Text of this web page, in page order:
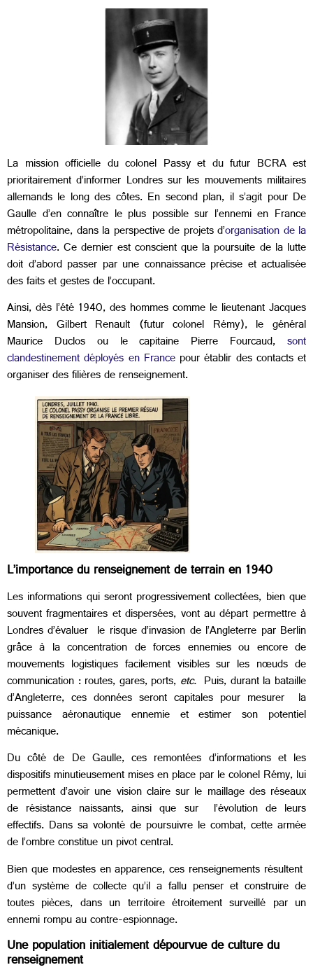
La mission officielle du colonel Passy et du futur BCRA est
prioritairement d’informer Londres sur les mouvements militaires
allemands le long des côtes. En second plan, il s’agit pour De
Gaulle d’en connaître le plus possible sur l’ennemi en France
métropolitaine, dans la perspective de projets d’organisation de la
Résistance. Ce dernier est conscient que la poursuite de la lutte
doit d’abord passer par une connaissance précise et actualisée
des faits et gestes de l’occupant.
Ainsi, dès l’été 1940, des hommes comme le lieutenant Jacques
Mansion, Gilbert Renault (futur colonel Rémy), le général
Maurice Duclos ou le capitaine Pierre Fourcaud, sont
clandestinement déployés en Francepour établir des contacts et
organiser des filières de renseignement.
L’importance du renseignement de terrain en 1940
Les informations qui seront progressivement collectées, bien que
souvent fragmentaires et dispersées, vont au départ permettre à
Londres d’évaluer le risque d’invasion de l’Angleterre par Berlin
grâce à la concentration de forces ennemies ou encore de
mouvements logistiques facilement visibles sur les nœuds de
communication : routes, gares, ports, etc. Puis, durant la bataille
d’Angleterre, ces données seront capitales pour mesurer la
puissance aéronautique ennemie et estimer son potentiel
mécanique.
Du côté de De Gaulle, ces remontées d’informations et les
dispositifs minutieusement mises en place par le colonel Rémy, lui
permettent d’avoir une vision claire sur le maillage des réseaux
de résistance naissants, ainsi que sur l’évolution de leurs
effectifs. Dans sa volonté de poursuivre le combat, cette armée
de l’ombre constitue un pivot central.
Bien que modestes en apparence, ces renseignements résultent
d’un système de collecte qu’il a fallu penser et construire de
toutes pièces, dans un territoire étroitement surveillé par un
ennemi rompu au contre-espionnage.
Une population initialement dépourvue de culture du
renseignement